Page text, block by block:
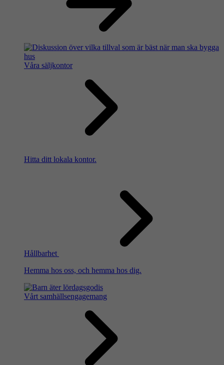
Våra säljkontor
Hitta ditt lokala kontor.
Hållbarhet
Hemma hos oss, och hemma hos dig.
Vårt samhällsengagemang